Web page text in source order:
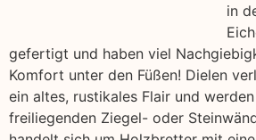
in
gefertigt und haben viel
Komfort unter den Füßen! Dielen
ein altes, rustikales Flair und
freiliegenden Ziegel- oder